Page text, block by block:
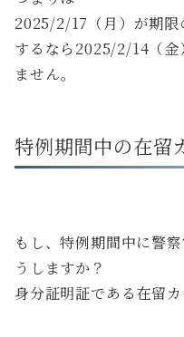
2025/2/17（月）が期限
するなら2025/2/14（金
ません。
特例期間中の在留
もし、特例期間中に警
うしますか？
身分証明証である在留